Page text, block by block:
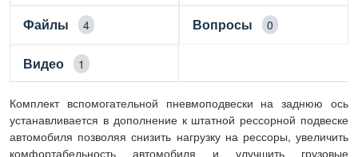
Файлы 4 Вопросы 0
Видео 1
Комплект вспомогательной пневмоподвески на заднюю ось
устанавливается в дополнение к штатной рессорной подвеске
автомобиля позволяя снизить нагрузку на рессоры, увеличить
комфортабельность автомобиля и улучшить грузовые